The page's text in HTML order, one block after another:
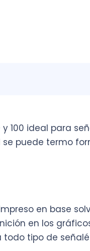
y 100 ideal para
puede termo
en base
en los
tipo de